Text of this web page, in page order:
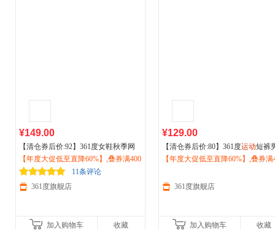
¥149.00
【清仓券后价:92】361度女鞋秋季网
面透气轻便运动鞋2026秋季户外减震
防滑跑步鞋682526776
【年度大促低至直降60%】,叠券满400
减150/600减230,立即抢购！
11条评论
361度旗舰店
加入购物车 收藏
¥129.00
【清仓券后价:80】361度运动短裤
026夏新款男子运动透气五分裤户
【年度大促低至直降60%】,叠券满
361度旗舰店
加入购物车 收藏